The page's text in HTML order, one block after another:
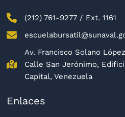
(212) 761-9277 / Ext. 1161
Av. Francisco Solano
Calle San Jerónimo,
Capital, Venezuela
Enlaces